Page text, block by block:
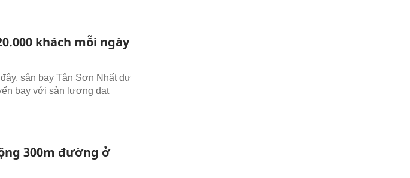
khách mỗi ngày
sân bay Tân Sơn Nhất dự
bay với sản lượng đạt
300m đường ở